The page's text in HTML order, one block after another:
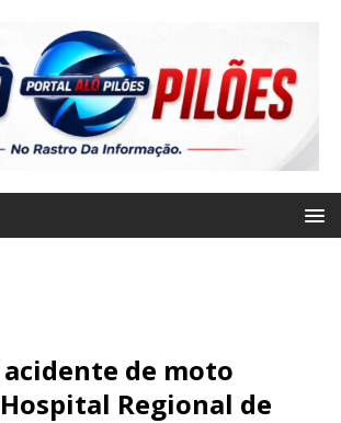
de moto
Regional de